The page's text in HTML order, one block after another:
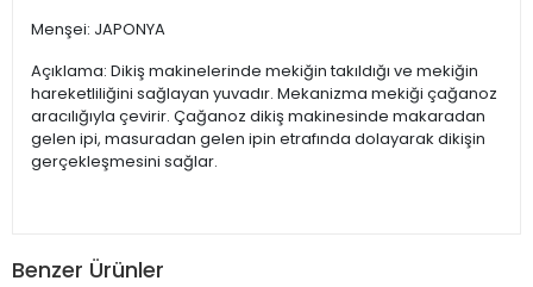
Menşei: JAPONYA
Açıklama: Dikiş makinelerinde mekiğin takıldığı ve mekiğin
hareketliliğini sağlayan yuvadır. Mekanizma mekiği çağanoz
aracılığıyla çevirir. Çağanoz dikiş makinesinde makaradan
gelen ipi, masuradan gelen ipin etrafında dolayarak dikişin
gerçekleşmesini sağlar.
Benzer Ürünler